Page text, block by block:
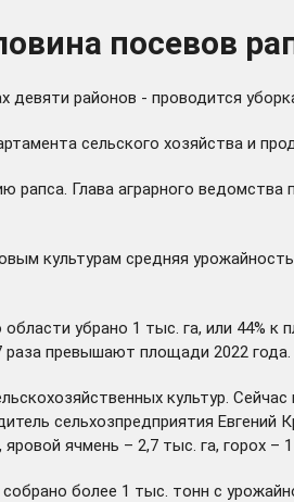
посевов
районов - проводится
сельского хозяйства и
Глава аграрного
культурам средняя
убрано 1 тыс. га, или 44% к
превышают площади 2022 года.
культур.
сельхозпредприятия Евгений
ячмень – 2,7 тыс. га, горох – 1
более 1 тыс. тонн с